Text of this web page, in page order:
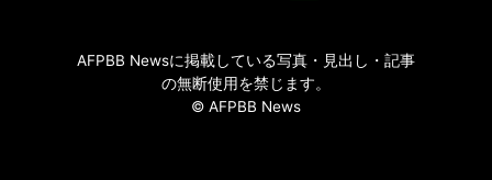
AFPBB Newsに掲載している写真・見出し・記事
の無断使用を禁じます。
© AFPBB News